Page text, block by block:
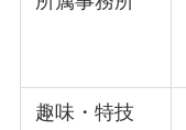
趣味・特技